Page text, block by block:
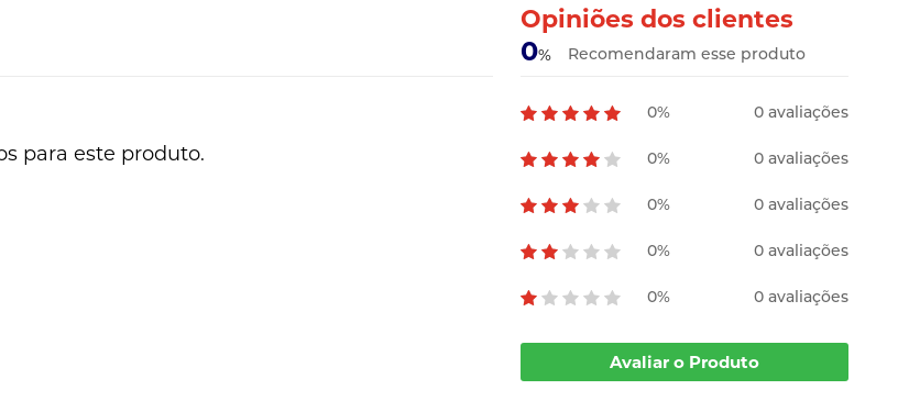
para este produto.
Opiniões dos clientes
0% Recomendaram esse produto
0% 0 avaliações
0% 0 avaliações
0% 0 avaliações
0% 0 avaliações
0% 0 avaliações
Avaliar o Produto